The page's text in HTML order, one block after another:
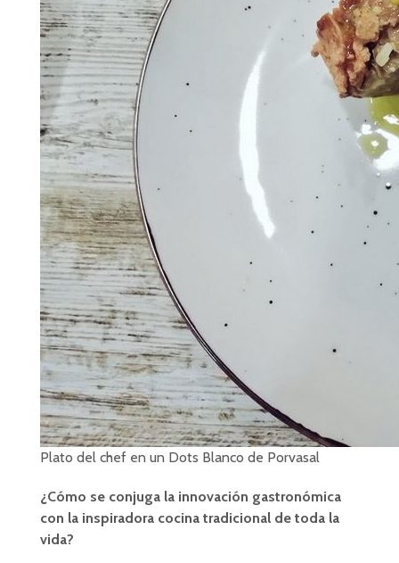
Plato del chef en un Dots Blanco de Porvasal
¿Cómo se conjuga la innovación gastronómica
con la inspiradora cocina tradicional de toda la
vida?